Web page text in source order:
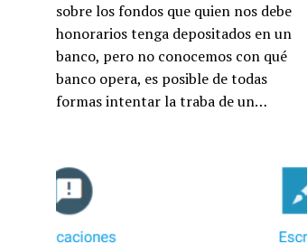
sobre los fondos que quien nos debe
honorarios tenga depositados en un
banco, pero no conocemos con qué
banco opera, es posible de todas
formas intentar la traba de un…